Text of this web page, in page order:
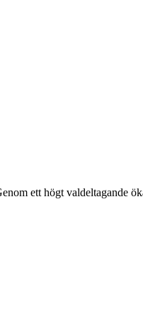
ett högt valdeltagande